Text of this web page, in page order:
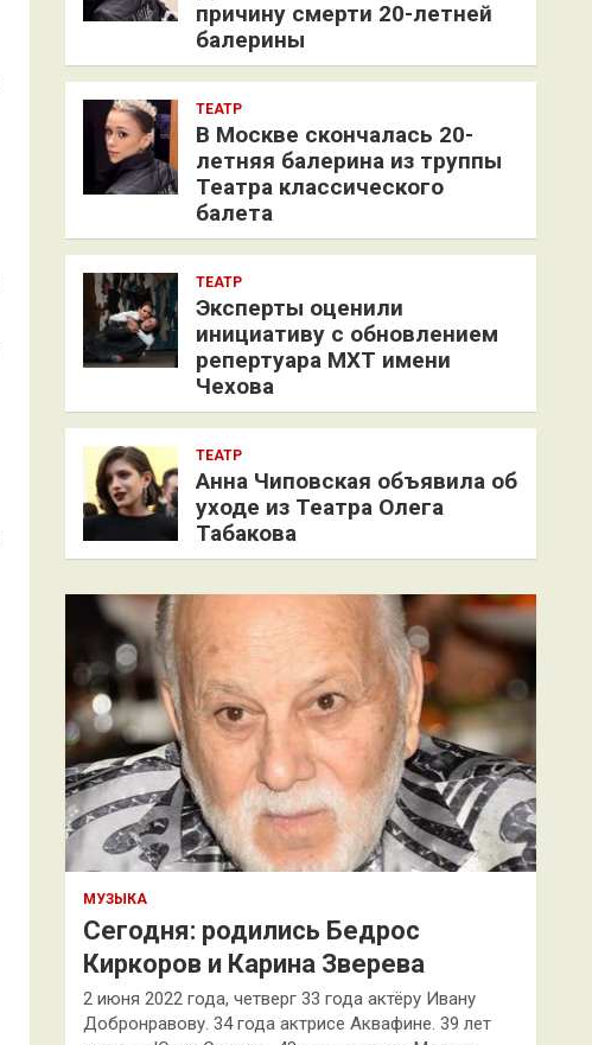
причину смерти 20-летней
балерины
ТЕАТР
В Москве скончалась 20-
летняя балерина из труппы
Театра классического
балета
ТЕАТР
Эксперты оценили
инициативу с обновлением
репертуара МХТ имени
Чехова
ТЕАТР
Анна Чиповская объявила об
уходе из Театра Олега
Табакова
МУЗЫКА
Сегодня: родились Бедрос
Киркоров и Карина Зверева
2 июня 2022 года, четверг 33 года актёру Ивану
Добронравову. 34 года актрисе Аквафине. 39 лет